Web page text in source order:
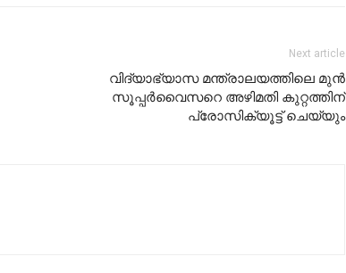
Next article
വിദ്യാഭ്യാസ മന്ത്രാലയത്തിലെ മുൻ
സൂപ്പർവൈസറെ അഴിമതി കുറ്റത്തിന്
പ്രോസിക്യൂട്ട് ചെയ്യും